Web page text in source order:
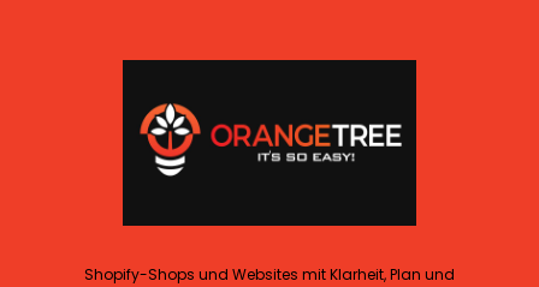
Shopify-Shops und Websites mit Klarheit, Plan und